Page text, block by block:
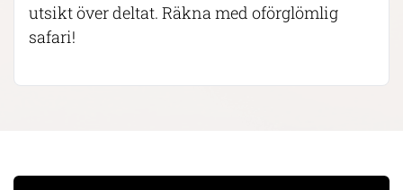
utsikt över deltat. Räkna med oförglömlig
safari!